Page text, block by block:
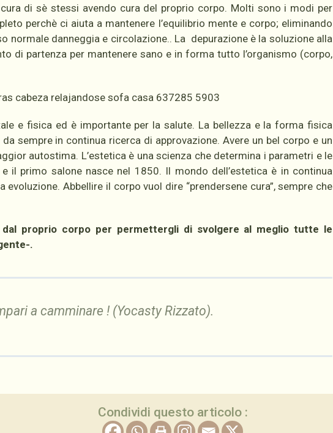
di sè stessi avendo cura del proprio corpo. Molti sono i modi per
perchè ci aiuta a mantenere l’equilibrio mente e corpo; eliminando
normale danneggia e circolazione.. La depurazione è la soluzione alla
di partenza per mantenere sano e in forma tutto l’organismo (corpo,
e fisica ed è importante per la salute. La bellezza e la forma fisica
sempre in continua ricerca di approvazione. Avere un bel corpo e un
autostima. L’estetica è una scienza che determina i parametri e le
il primo salone nasce nel 1850. Il mondo dell’estetica è in continua
Abbellire il corpo vuol dire “prendersene cura”, sempre che
proprio corpo per permettergli di svolgere al meglio tutte le
.
a camminare ! (Yocasty Rizzato).
Condividi questo articolo :